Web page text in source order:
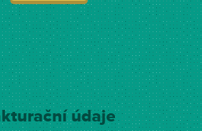
údaje